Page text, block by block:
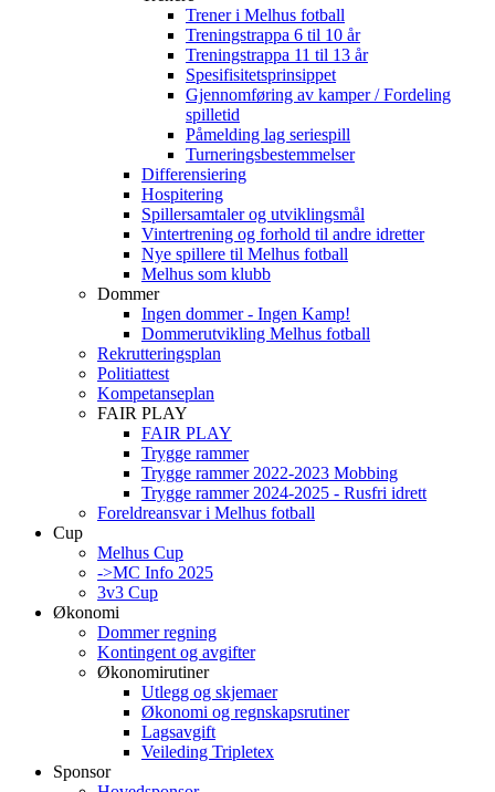
Trener i Melhus fotball
Treningstrappa 6 til 10 år
Treningstrappa 11 til 13 år
Spesifisitetsprinsippet
Gjennomføring av kamper / Fordeling
spilletid
Påmelding lag seriespill
Turneringsbestemmelser
Differensiering
Hospitering
Spillersamtaler og utviklingsmål
Vintertrening og forhold til andre idretter
Nye spillere til Melhus fotball
Melhus som klubb
Dommer
Ingen dommer - Ingen Kamp!
Dommerutvikling Melhus fotball
Rekrutteringsplan
Politiattest
Kompetanseplan
FAIR PLAY
FAIR PLAY
Trygge rammer
Trygge rammer 2022-2023 Mobbing
Trygge rammer 2024-2025 - Rusfri idrett
Foreldreansvar i Melhus fotball
Cup
Melhus Cup
->MC Info 2025
3v3 Cup
Økonomi
Dommer regning
Kontingent og avgifter
Økonomirutiner
Utlegg og skjemaer
Økonomi og regnskapsrutiner
Lagsavgift
Veileding Tripletex
Sponsor